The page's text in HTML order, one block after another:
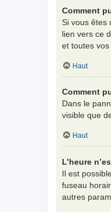
Comment
Si vous êtes
lien vers ce
et toutes vos
Haut
Comment
Dans le
visible que
Haut
L’heure
Il est
fuseau
autres